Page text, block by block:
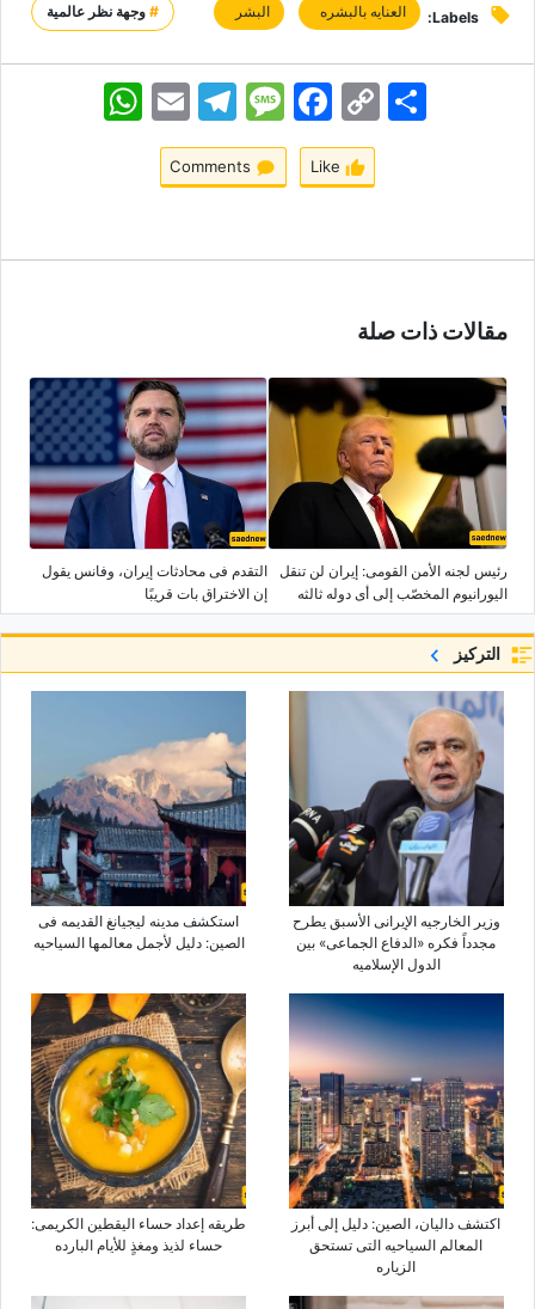
Labels: العنایه بالبشره البشر #وجهة نظر عالمية
WhatsApp EmailTelegramMessageFacebook Copy
Link
اشتراک
Like
Comments
مقالات ذات صلة
رئیس لجنه الأمن القومی: إیران لن تنقل
الیورانیوم المخصّب إلى أی دوله ثالثه
التقدم فی محادثات إیران، وفانس یقول
إن الاختراق بات قریبًا
التركيز
وزیر الخارجیه الإیرانی الأسبق یطرح
مجدداً فکره «الدفاع الجماعی» بین
الدول الإسلامیه
استکشف مدینه لیجیانغ القدیمه فی
الصین: دلیل لأجمل معالمها السیاحیه
اکتشف دالیان، الصین: دلیل إلى أبرز
المعالم السیاحیه التی تستحق
الزیاره
طریقه إعداد حساء الیقطین الکریمی:
حساء لذیذ ومغذٍ للأیام البارده